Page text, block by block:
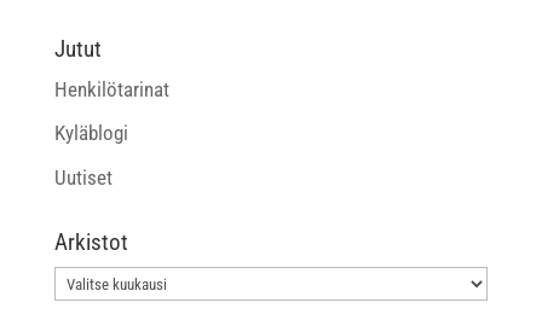
Jutut
Henkilötarinat
Kyläblogi
Uutiset
Arkistot
Arkistot